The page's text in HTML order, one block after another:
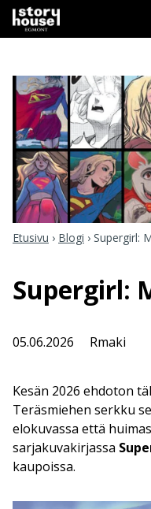
Etusivu › Blogi › Supergirl:
Supergirl:
05.06.2026 Rmaki
Kesän 2026 ehdoton
Teräsmiehen serkku
elokuvassa että
sarjakuvakirjassa
kaupoissa.